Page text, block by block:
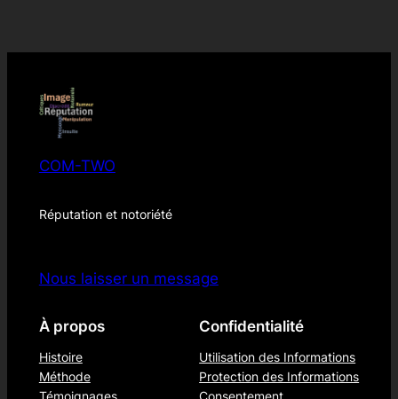
COM-TWO
Réputation et notoriété
Nous laisser un message
À propos
Histoire
Méthode
Témoignages
Confidentialité
Utilisation des Informations
Protection des Informations
Consentement